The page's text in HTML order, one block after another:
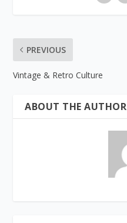
PREVIOUS
Vintage & Retro Culture
ABOUT THE AUTHOR